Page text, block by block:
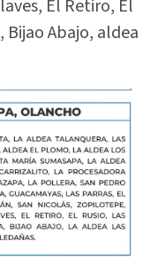
El Retiro, El
Bijao Abajo, aldea